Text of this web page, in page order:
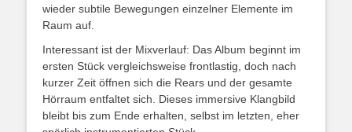
wieder subtile Bewegungen einzelner Elemente im
Raum auf.
Interessant ist der Mixverlauf: Das Album beginnt im
ersten Stück vergleichsweise frontlastig, doch nach
kurzer Zeit öffnen sich die Rears und der gesamte
Hörraum entfaltet sich. Dieses immersive Klangbild
bleibt bis zum Ende erhalten, selbst im letzten, eher